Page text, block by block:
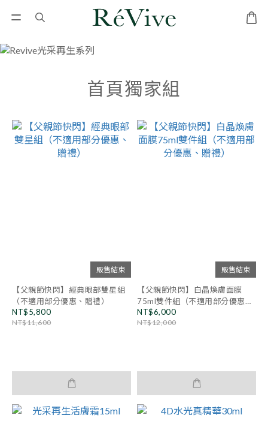
首頁獨家組
販售結束
【父親節快閃】經典眼部雙星組
（不適用部分優惠、贈禮）
NT$5,800
NT$11,600
販售結束
【父親節快閃】白晶煥膚面膜
75ml雙件組（不適用部分優惠、
贈禮）
NT$6,000
NT$12,000